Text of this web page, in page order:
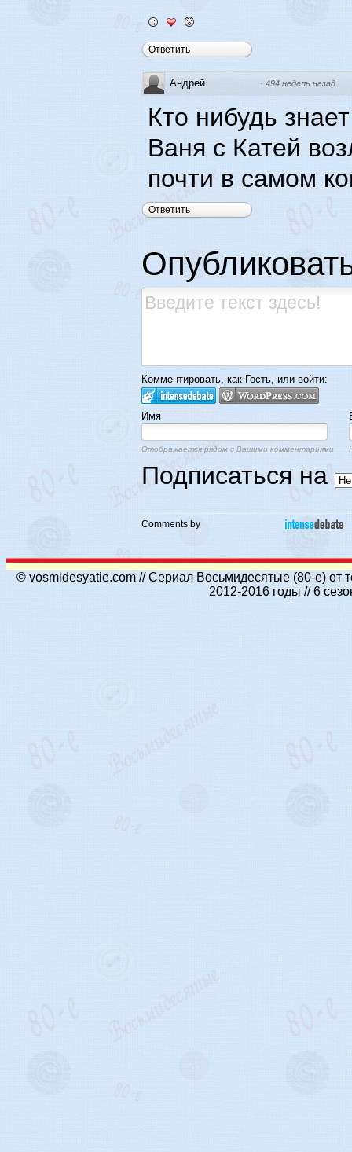
Ответить
Андрей · 494 недель назад
Кто нибудь
Ваня с Катей
почти в самом
Ответить
Комментировать, как Гость, или войти:
Имя
Отображается рядом с Вашими комментариями
Подписаться на
Comments by
© vosmidesyatie.com // Сериал Восьмидесятые (80-е)
2012-2016 годы // 6